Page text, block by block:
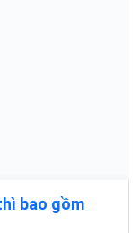
bao gồm